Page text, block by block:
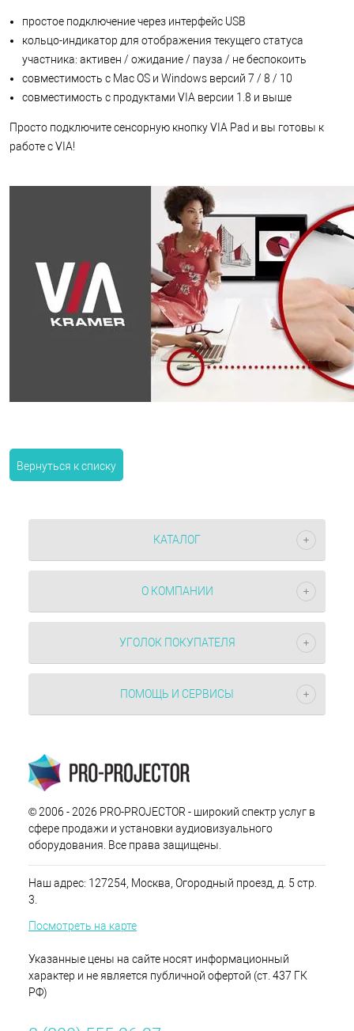
простое подключение через интерфейс USB
кольцо-индикатор для отображения текущего статуса
участника: активен / ожидание / пауза / не беспокоить
совместимость с Mac OS и Windows версий 7 / 8 / 10
совместимость с продуктами VIA версии 1.8 и выше
Просто подключите сенсорную кнопку VIA Pad и вы готовы к
работе с VIA!
Вернуться к списку
КАТАЛОГ
О КОМПАНИИ
УГОЛОК ПОКУПАТЕЛЯ
ПОМОЩЬ И СЕРВИСЫ
© 2006 - 2026 PRO-PROJECTOR - широкий спектр услуг в
сфере продажи и установки аудиовизуального
оборудования. Все права защищены.
Наш адрес: 127254, Москва, Огородный проезд, д. 5 стр.
3.
Посмотреть на карте
Указанные цены на сайте носят информационный
характер и не является публичной офертой (ст. 437 ГК
РФ)